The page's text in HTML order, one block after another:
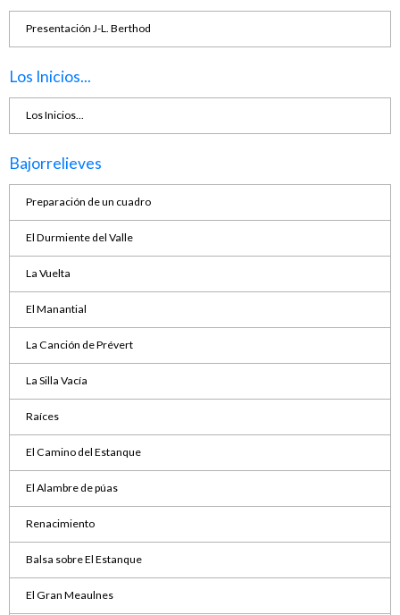
Presentación J-L. Berthod
Los Inicios...
Los Inicios...
Bajorrelieves
Preparación de un cuadro
El Durmiente del Valle
La Vuelta
El Manantial
La Canción de Prévert
La Silla Vacía
Raíces
El Camino del Estanque
El Alambre de púas
Renacimiento
Balsa sobre El Estanque
El Gran Meaulnes